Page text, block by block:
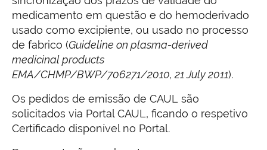
medicamento em questão e do hemoderivado
usado como excipiente, ou usado no processo
de fabrico (Guideline on plasma-derived
medicinal products
EMA/CHMP/BWP/706271/2010, 21 July 2011).
Os pedidos de emissão de CAUL são
solicitados via Portal CAUL, ficando o respetivo
Certificado disponível no Portal.